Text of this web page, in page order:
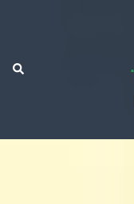
Search